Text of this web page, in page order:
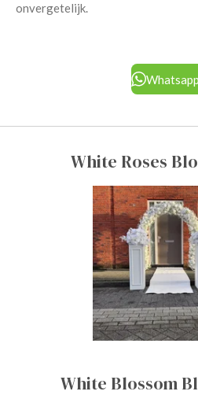
onvergetelijk.
White Roses
White Blossom